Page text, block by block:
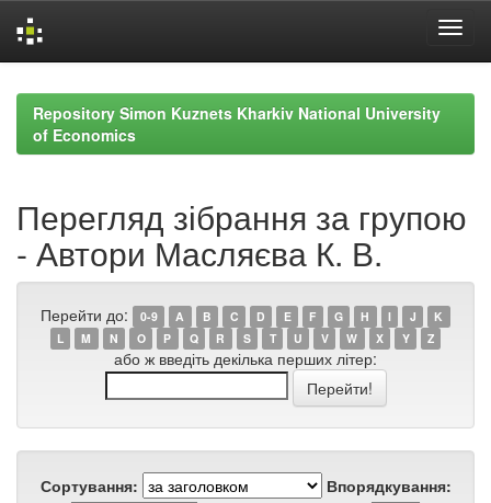
navigationRepository Simon Kuznets Kharkiv National University
of Economics
Перегляд зібрання за групою
- Автори Масляєва К. В.
Перейти до: 0-9 A B C D E F G H I J
K
L
M N O P Q R S T U V W X Y Z
або ж введіть декілька перших літер:
Сортування:
Впорядкування: